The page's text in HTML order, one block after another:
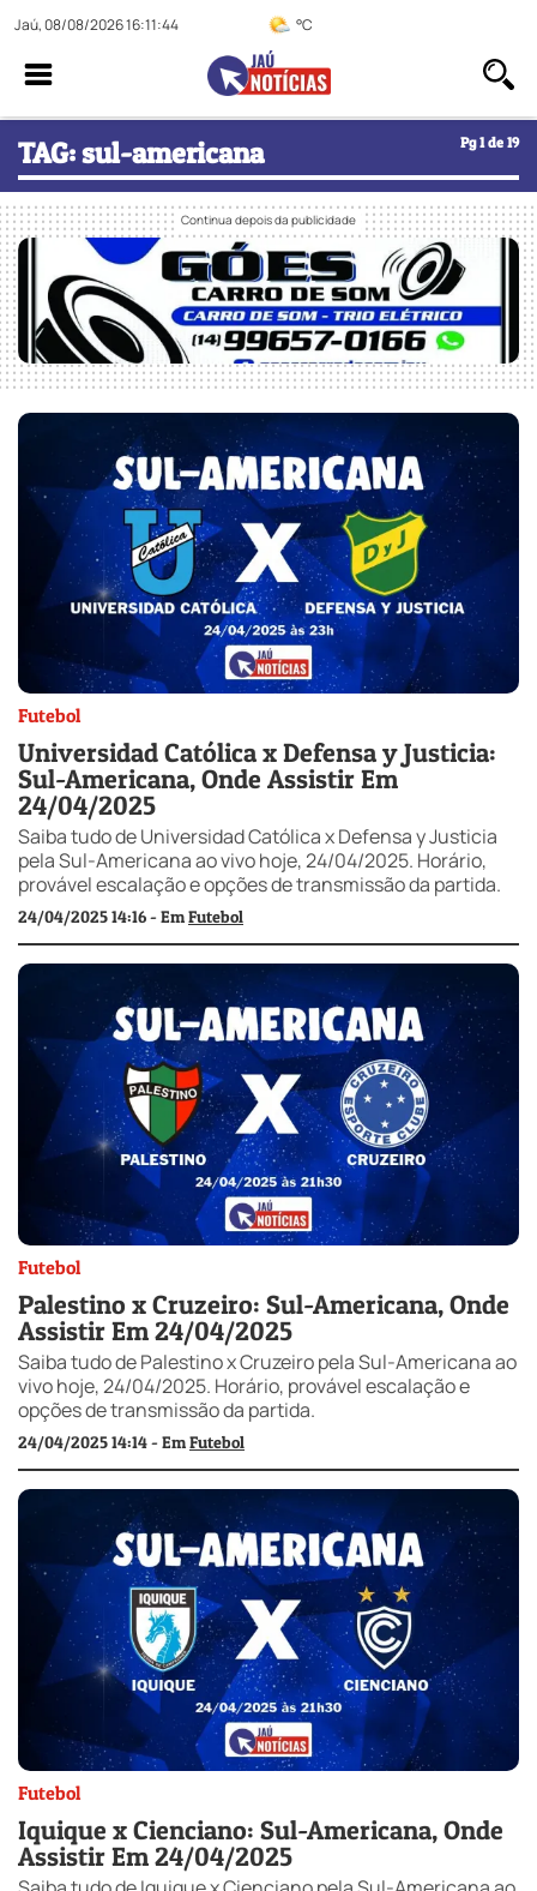
Jaú, 08/08/2026 16:11:45 °C
TAG: sul-americana Pg 1 de 19
Futebol
Universidad Católica x Defensa y Justicia:
Sul-Americana, Onde Assistir Em
24/04/2025
Saiba tudo de Universidad Católica x Defensa y Justicia
pela Sul-Americana ao vivo hoje, 24/04/2025. Horário,
provável escalação e opções de transmissão da partida.
24/04/2025 14:16 - EmFutebol
Futebol
Palestino x Cruzeiro: Sul-Americana, Onde
Assistir Em 24/04/2025
Saiba tudo de Palestino x Cruzeiro pela Sul-Americana ao
vivo hoje, 24/04/2025. Horário, provável escalação e
opções de transmissão da partida.
24/04/2025 14:14 - EmFutebol
Futebol
Iquique x Cienciano: Sul-Americana, Onde
Assistir Em 24/04/2025